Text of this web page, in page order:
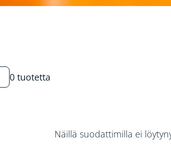
0 tuotetta
Näillä suodattimilla ei